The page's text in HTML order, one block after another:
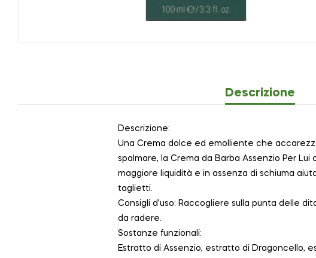
Descrizione
Descrizione:
Una Crema dolce ed emolliente che
spalmare, la Crema da Barba Assenzio Per
maggiore liquidità e in assenza di schiuma
taglietti.
Consigli d’uso: Raccogliere sulla punta delle
da radere.
Sostanze funzionali:
Estratto di Assenzio, estratto di Dragoncello,